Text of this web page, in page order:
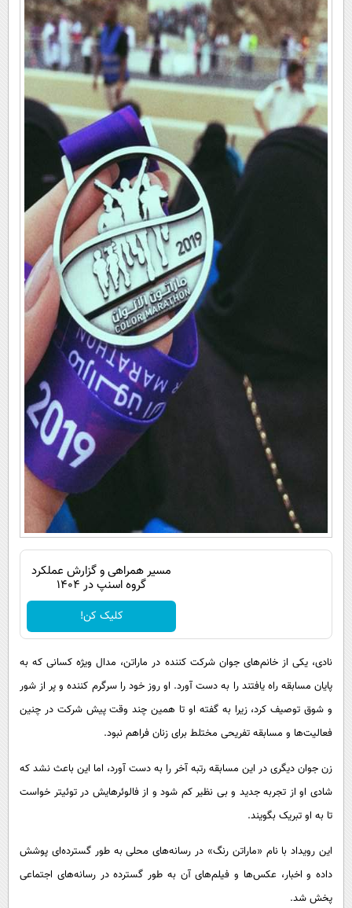
مسیر همراهی و گزارش عملکرد
گروه اسنپ در ۱۴۰۴
کلیک کن!
نادی، یکی از خانم‌های جوان شرکت کننده در ماراتن، مدال ویژه کسانی که به
پایان مسابقه راه یافتند را به دست آورد. او روز خود را سرگرم کننده و پر از شور
و شوق توصیف کرد، زیرا به گفته او تا همین چند وقت پیش شرکت در چنین
فعالیت‌ها و مسابقه تفریحی مختلط برای زنان فراهم نبود.
زن جوان دیگری در این مسابقه رتبه آخر را به دست آورد، اما این باعث نشد که
شادی او از تجربه جدید و بی نظیر کم شود و از فالوئرهایش در توئیتر خواست
تا به او تبریک بگویند.
این رویداد با نام «ماراتن رنگ» در رسانه‌های محلی به طور گسترده‌ای پوشش
داده و اخبار، عکس‌ها و فیلم‌های آن به طور گسترده در رسانه‌های اجتماعی
پخش شد.